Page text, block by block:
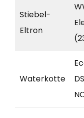
Stiebel-
Eltron
Waterkotte